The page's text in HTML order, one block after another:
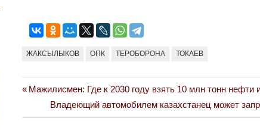
ЖАКСЫЛЫКОВ ОПК ТЕРОБОРОНА ТОКАЕВ
Навигация
по
Previous
Мажилисмен: Где к 2030 году взять 10 млн тонн
Next
Post:
Владеющий автомобилем казахстанец может